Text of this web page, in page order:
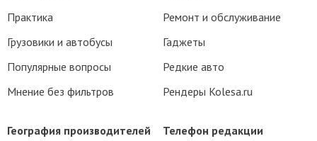
Телефон редакции
Практика
Грузовики и автобусы
Популярные вопросы
Мнение без фильтров
Ремонт и обслуживание
Гаджеты
Редкие авто
Рендеры Kolesa.ru
География производителей